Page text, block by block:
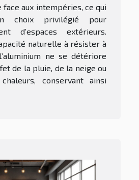
face aux intempéries, ce qui
choix privilégié pour
d’espaces extérieurs.
naturelle à résister à
ne se détériore
de la pluie, de la neige ou
conservant ainsi